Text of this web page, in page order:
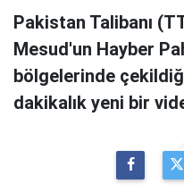
Pakistan Talibanı
Mesud'un Hayber
bölgelerinde
dakikalık yeni bir